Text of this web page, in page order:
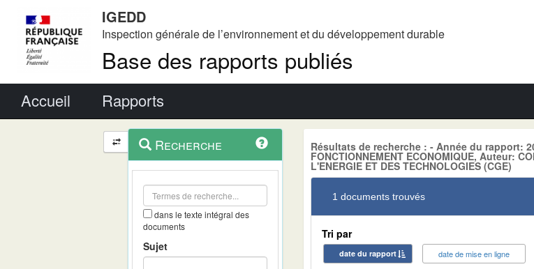
IGEDD
Inspection générale de l’environnement et du développement durable
Base des rapports publiés
Accueil Rapports
Navigation
et
outils
contextuel
Recherche
dans le texte intégral des
documents
Sujet
Résultats de recherche : - Année du rapport:
FONCTIONNEMENT ECONOMIQUE, Auteur:
L'ENERGIE ET DES TECHNOLOGIES (CGE)
1 documents trouvés
Tri par
date du rapport date de mise en ligne